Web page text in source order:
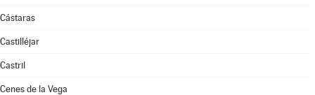
Cástaras
Castilléjar
Castril
Cenes de la Vega